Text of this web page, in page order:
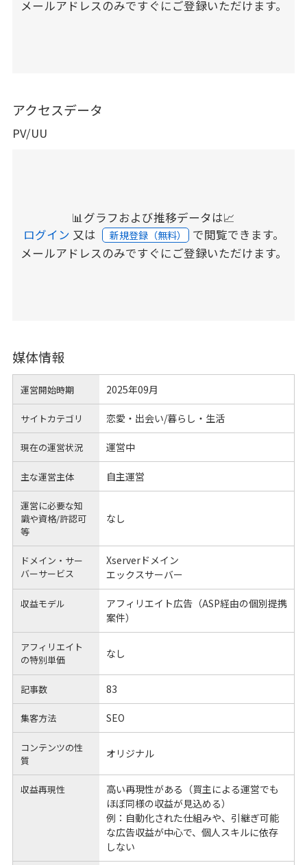
メールアドレスのみですぐにご登録いただけます。
アクセスデータ
PV/UU
📊グラフおよび推移データは📈
ログイン 又は 新規登録（無料） で閲覧できます。
メールアドレスのみですぐにご登録いただけます。
媒体情報
運営開始時期 2025年09月
サイトカテゴリ 恋愛・出会い/暮らし・生活
現在の運営状況 運営中
主な運営主体 自主運営
運営に必要な知
識や資格/許認可
等
なし
ドメイン・サー
バーサービス
Xserverドメイン
エックスサーバー
収益モデル
アフィリエイト広告（ASP経由の個別提携
案件）
アフィリエイト
の特別単価 なし
記事数 83
集客方法 SEO
コンテンツの性
質
オリジナル
収益再現性
高い再現性がある（買主による運営でも
ほぼ同様の収益が見込める）
例：自動化された仕組みや、引継ぎ可能
な広告収益が中心で、個人スキルに依存
しない